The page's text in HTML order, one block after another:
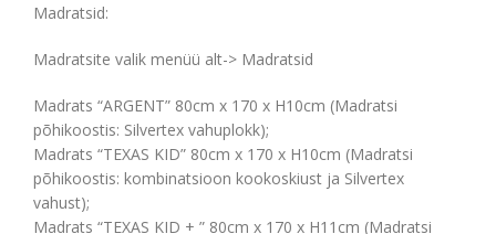
Madratsid:
Madratsite valik menüü alt-> Madratsid
Madrats “ARGENT” 80cm x 170 x H10cm (Madratsi
põhikoostis: Silvertex vahuplokk);
Madrats “TEXAS KID” 80cm x 170 x H10cm (Madratsi
põhikoostis: kombinatsioon kookoskiust ja Silvertex
vahust);
Madrats “TEXAS KID + ” 80cm x 170 x H11cm (Madratsi